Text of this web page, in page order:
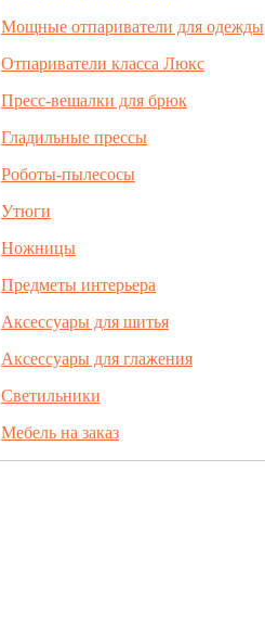
Мощные отпариватели для одежды
Отпариватели класса Люкс
Пресс-вешалки для брюк
Гладильные прессы
Роботы-пылесосы
Утюги
Ножницы
Предметы интерьера
Аксессуары для шитья
Аксессуары для глажения
Светильники
Мебель на заказ